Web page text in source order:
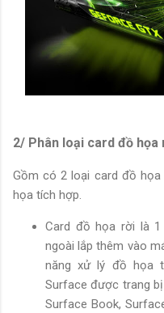
2/ Phân loại card đồ họa
Gồm có 2 loại card đồ
họa tích hợp.
Card đồ họa rời là
ngoài lắp thêm vào
năng xử lý đồ họa
Surface được trang
Surface Book,